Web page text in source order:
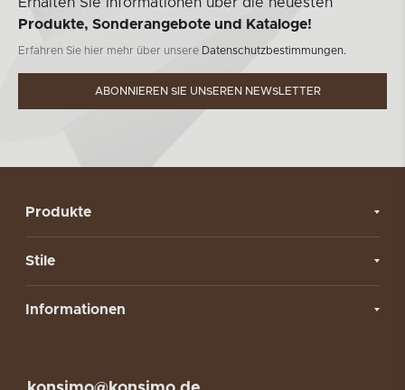
Produkte, Sonderangebote und Kataloge!
Erfahren Sie hier mehr über unsere Datenschutzbestimmungen.
ABONNIEREN SIE UNSEREN NEWSLETTER
Produkte
Stile
Informationen